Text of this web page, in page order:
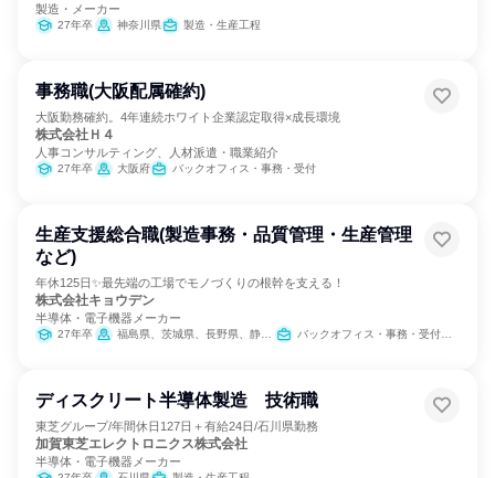
製造・メーカー
27年卒 神奈川県 製造・生産工程
事務職(大阪配属確約)
大阪勤務確約。4年連続ホワイト企業認定取得×成長環境
株式会社Ｈ４
人事コンサルティング、人材派遣・職業紹介
27年卒 大阪府 バックオフィス・事務・受付
生産支援総合職(製造事務・品質管理・生産管理
など)
年休125日✨最先端の工場でモノづくりの根幹を支える！
株式会社キョウデン
半導体・電子機器メーカー
27年卒 福島県、茨城県、長野県、静岡県、大阪府 バックオフィス・事務・受付、SCM/生産管理/購買/物流、IT
ディスクリート半導体製造 技術職
東芝グループ/年間休日127日＋有給24日/石川県勤務
加賀東芝エレクトロニクス株式会社
半導体・電子機器メーカー